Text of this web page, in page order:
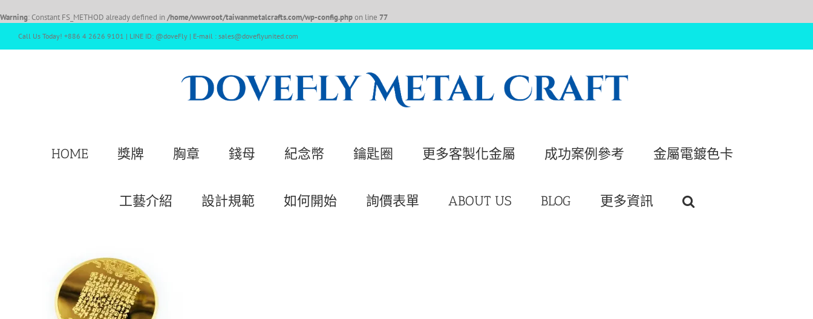
Warning: Constant FS_METHOD already defined in /home/wwwroot/taiwanmetalcrafts.com/wp-config.phpon line 77
Call Us Today! +886 4 2626 9101 | LINE ID: @doveFly | E-mail : sales@doveflyunited.com
HOME 獎牌 胸章 錢母 紀念幣 鑰匙圈 更多客製化金屬 成功案例參考 金屬電鍍色卡
工藝介紹 設計規範 如何開始 詢價表單 ABOUT US BLOG 更多資訊